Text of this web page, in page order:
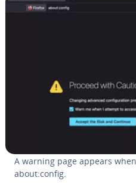
A warning page appears
about:config.